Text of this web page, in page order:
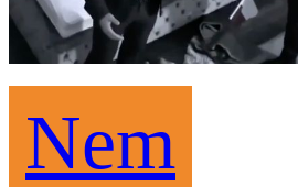
Nem